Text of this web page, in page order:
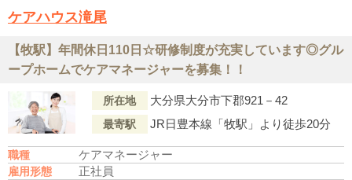
ケアハウス滝尾
【牧駅】年間休日110日☆研修制度が充実しています◎グル
ープホームでケアマネージャーを募集！！
所在地 大分県大分市下郡921－42
最寄駅 JR日豊本線「牧駅」より徒歩20分
職種 ケアマネージャー
雇用形態 正社員